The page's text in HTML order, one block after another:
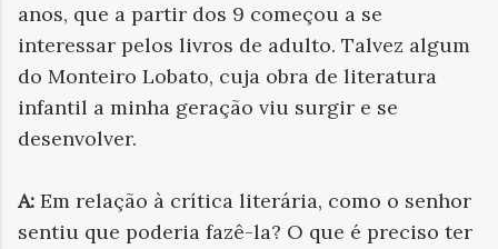
anos, que a partir dos 9 começou a se
interessar pelos livros de adulto. Talvez algum
do Monteiro Lobato, cuja obra de literatura
infantil a minha geração viu surgir e se
desenvolver.
A: Em relação à crítica literária, como o senhor
sentiu que poderia fazê-la? O que é preciso ter